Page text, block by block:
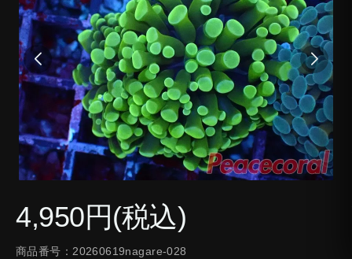
4,950円(税込)
商品番号：20260619nagare-028